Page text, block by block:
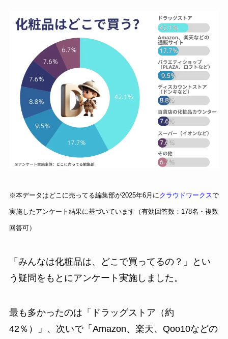
※本データはどこに売ってる編集部が2025年6月にクラウドワークスで
実施したアンケート結果に基づいています（有効回答数：178名・複数
回答可）
「みんなは化粧品は、どこで買ってるの？」とい
う疑問をもとにアンケート実施しました。
最も多かったのは「ドラッグストア（約
42％）」、次いで「Amazon、楽天、Qoo10などの